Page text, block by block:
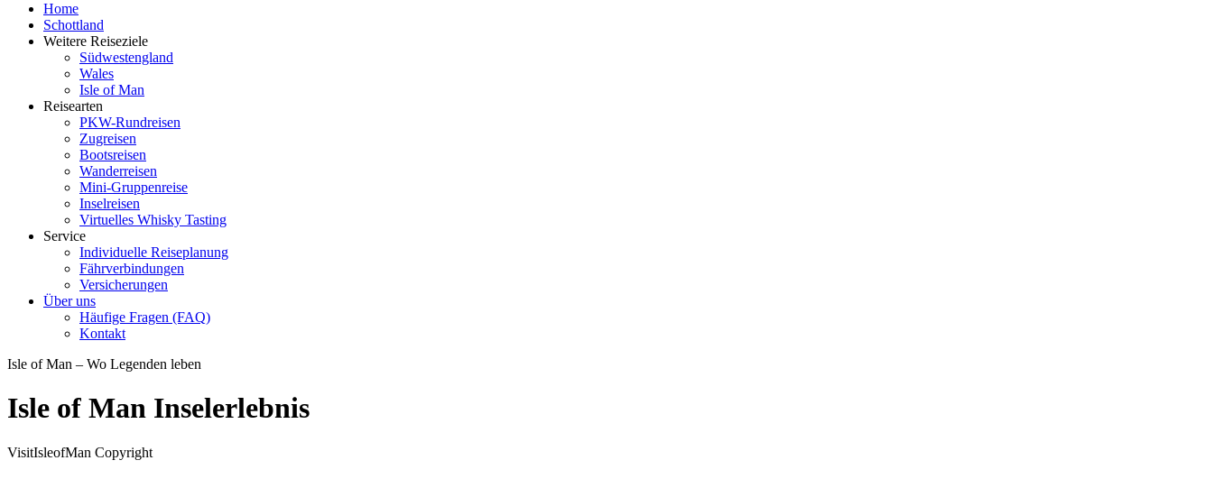
Home
Schottland
Weitere Reiseziele
Südwestengland
Wales
Isle of Man
Reisearten
PKW-Rundreisen
Zugreisen
Bootsreisen
Wanderreisen
Mini-Gruppenreise
Inselreisen
Virtuelles Whisky Tasting
Service
Individuelle Reiseplanung
Fährverbindungen
Versicherungen
Über uns
Häufige Fragen (FAQ)
Kontakt
Isle of Man – Wo Legenden leben
Isle of Man Inselerlebnis
VisitIsleofMan Copyright